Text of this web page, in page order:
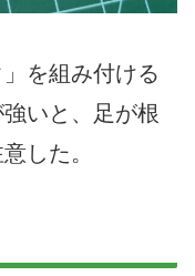
を組み付ける
いと、足が根
した。